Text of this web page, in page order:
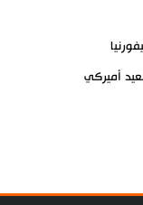
أميركي